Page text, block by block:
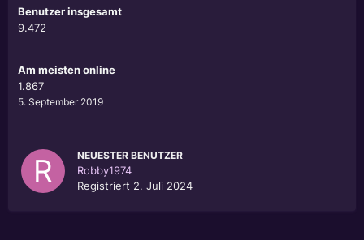
Benutzer insgesamt
9.472
Am meisten online
1.867
5. September 2019
NEUESTER BENUTZER
Robby1974
Registriert 2. Juli 2024